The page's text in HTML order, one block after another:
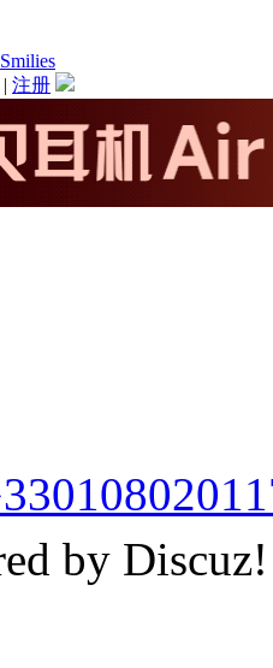
Smilies
| 注册
by